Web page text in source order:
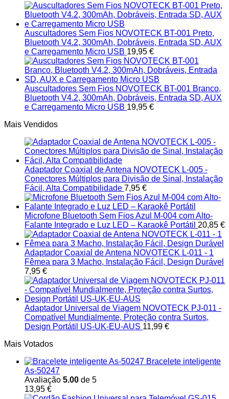
Auscultadores Sem Fios NOVOTECK BT-001 Preto,
Bluetooth V4.2, 300mAh, Dobráveis, Entrada SD, AUX
e Carregamento Micro USB 19,95 €
Auscultadores Sem Fios NOVOTECK BT-001 Branco,
Bluetooth V4.2, 300mAh, Dobráveis, Entrada SD, AUX
e Carregamento Micro USB 19,95 €
Mais Vendidos
Adaptador Coaxial de Antena NOVOTECK L-005 -
Conectores Múltiplos para Divisão de Sinal, Instalação
Fácil, Alta Compatibilidade 7,95 €
Microfone Bluetooth Sem Fios Azul M-004 com Alto-
Falante Integrado e Luz LED – Karaokê Portátil 20,85 €
Adaptador Coaxial de Antena NOVOTECK L-011 - 1
Fêmea para 3 Macho, Instalação Fácil, Design Durável
7,95 €
Adaptador Universal de Viagem NOVOTECK PJ-011 -
Compatível Mundialmente, Proteção contra Surtos,
Design Portátil US-UK-EU-AUS 11,99 €
Mais Votados
Bracelete inteligente
As-50247
Avaliação 5.00 de 5
13,95 €